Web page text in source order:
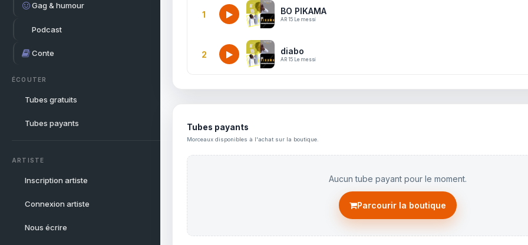
Gag & humour
Podcast
Conte
ÉCOUTER
Tubes gratuits
Tubes payants
ARTISTE
Inscription artiste
Connexion artiste
Nous écrire
1 BO PIKAMA
AR 15 Le messi
2 diabo
AR 15 Le messi
Tubes payants
Morceaux disponibles à l'achat sur la boutique.
Aucun tube payant pour le moment.
Parcourir la boutique